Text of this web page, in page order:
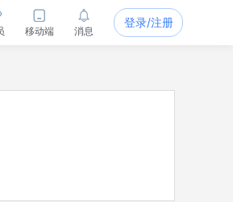
移动端 消息
登录/注册